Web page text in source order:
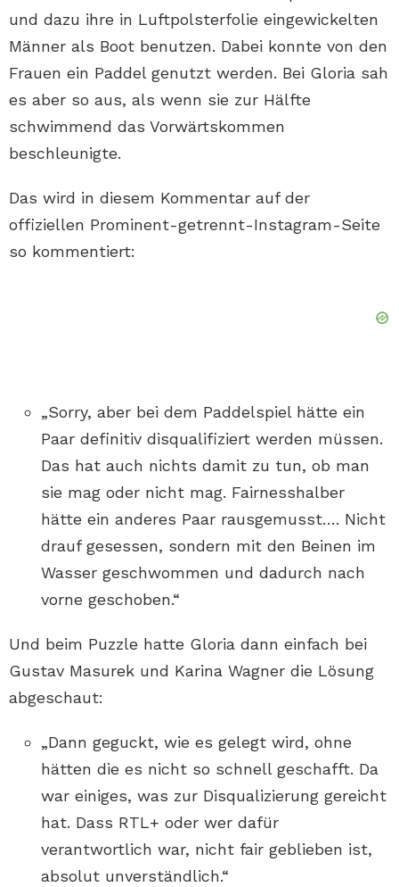
und dazu ihre in Luftpolsterfolie eingewickelten
Männer als Boot benutzen. Dabei konnte von den
Frauen ein Paddel genutzt werden. Bei Gloria sah
es aber so aus, als wenn sie zur Hälfte
schwimmend das Vorwärtskommen
beschleunigte.
Das wird in diesem Kommentar auf der
offiziellen Prominent-getrennt-Instagram-Seite
so kommentiert:
„Sorry, aber bei dem Paddelspiel hätte ein
Paar definitiv disqualifiziert werden müssen.
Das hat auch nichts damit zu tun, ob man
sie mag oder nicht mag. Fairnesshalber
hätte ein anderes Paar rausgemusst…. Nicht
drauf gesessen, sondern mit den Beinen im
Wasser geschwommen und dadurch nach
vorne geschoben.“
Und beim Puzzle hatte Gloria dann einfach bei
Gustav Masurek und Karina Wagner die Lösung
abgeschaut:
„Dann geguckt, wie es gelegt wird, ohne
hätten die es nicht so schnell geschafft. Da
war einiges, was zur Disqualizierung gereicht
hat. Dass RTL+ oder wer dafür
verantwortlich war, nicht fair geblieben ist,
absolut unverständlich.“